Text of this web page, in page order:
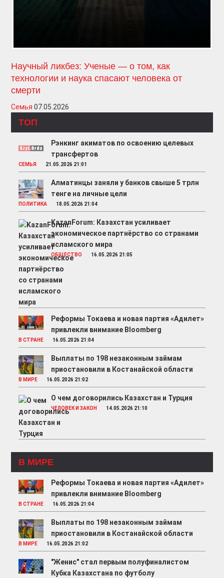
Научный ликбез: Ученые — о том, как
технологии и наука спасают человека от
смерти
Семья 07.05.2026
ТОП
Рэнкинг акиматов по освоению целевых
трансфертов
СЕМЬЯ 21.05.2026 21:01
Алматинцы заняли у банков свыше 5 трлн
тенге на личные цели
ПОЛИТИКА 18.05.2026 21:04
KazanForum: Казахстан усиливает
экономическое партнёрство со странами
исламского мира
ОБЩЕСТВО 16.05.2026 21:05
Реформы Токаева и новая партия «Адилет»
привлекли внимание Bloomberg
В СТРАНЕ 16.05.2026 21:04
Выплаты по 198 незаконным займам
приостановили в Костанайской области
В МИРЕ 16.05.2026 21:02
О чем договорились Казахстан и Турция
ЧЕЛОВЕК И ЗАКОН 14.05.2026 21:10
В МИРЕ
Реформы Токаева и новая партия «Адилет»
привлекли внимание Bloomberg
В СТРАНЕ 16.05.2026 21:04
Выплаты по 198 незаконным займам
приостановили в Костанайской области
В МИРЕ 16.05.2026 21:02
"Женис" стал первым полуфиналистом
Кубка Казахстана по футболу